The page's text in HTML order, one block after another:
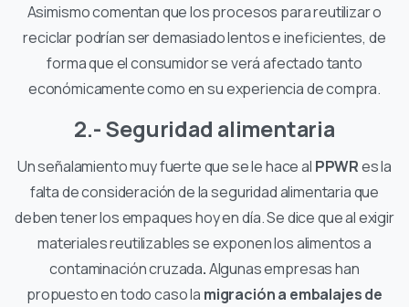
Asimismo comentan que los procesos para reutilizar o
reciclar podrían ser demasiado lentos e ineficientes, de
forma que el consumidor se verá afectado tanto
económicamente como en su experiencia de compra.
2.- Seguridad alimentaria
Un señalamiento muy fuerte que se le hace al PPWRes la
falta de consideración de la seguridad alimentaria que
deben tener los empaques hoy en día. Se dice que al exigir
materiales reutilizablesse exponen los alimentos a
contaminación cruzada.Algunas empresas han
propuesto en todo caso la migración a embalajes de